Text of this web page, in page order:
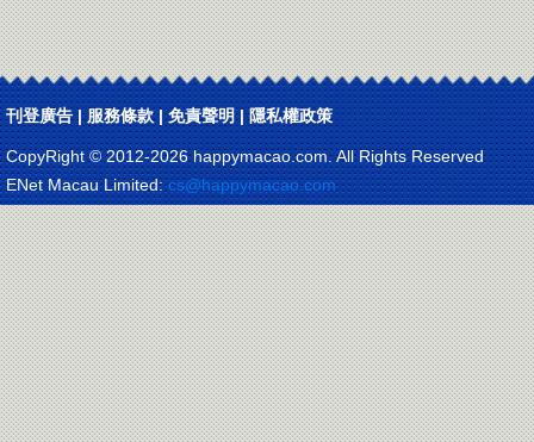
刊登廣告|服務條款|免責聲明|隱私權政策
CopyRight © 2012-2026 happymacao.com. All Rights Reserved
ENet Macau Limited:cs@happymacao.com